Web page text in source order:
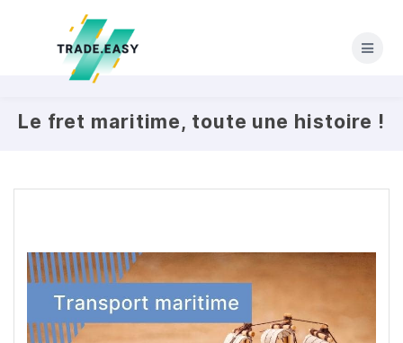
Le fret maritime, toute une histoire !